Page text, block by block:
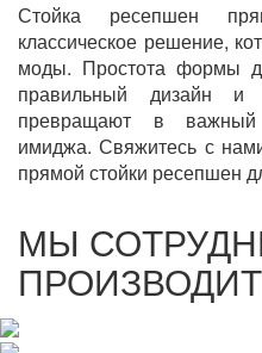
Стойка ресепшен
классическое решение,
моды. Простота формы
правильный дизайн и
превращают в важный
имиджа. Свяжитесь с
прямой стойки ресепшен
МЫ